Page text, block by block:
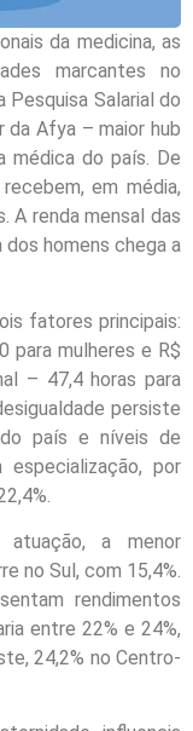
da medicina, as
marcantes no
Salarial do
da Afya – maior hub
médica do país. De
em média,
A renda mensal das
dos homens chega a
fatores principais:
para mulheres e R$
– 47,4 horas para
persiste
país e níveis de
por
atuação, a menor
no Sul, com 15,4%.
rendimentos
entre 22% e 24%,
24,2% no Centro-